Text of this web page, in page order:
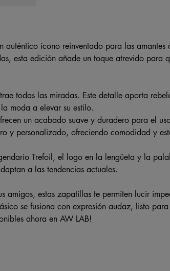
ícono reinventado para las amantes
esta edición añade un toque atrevido para
todas las miradas. Este detalle aporta
moda a elevar su estilo.
un acabado suave y duradero para el
y personalizado, ofreciendo comodidad y
Trefoil, el logo en la lengüeta y la
a las tendencias actuales.
amigos, estas zapatillas te permiten lucir
se fusiona con expresión audaz, listo para
ahora en AW LAB!